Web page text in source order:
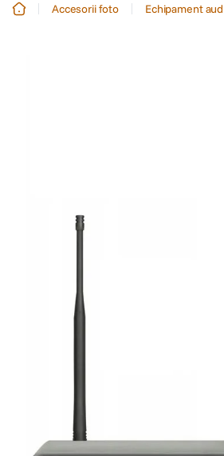
2.
insta
Accesorii foto Echipament